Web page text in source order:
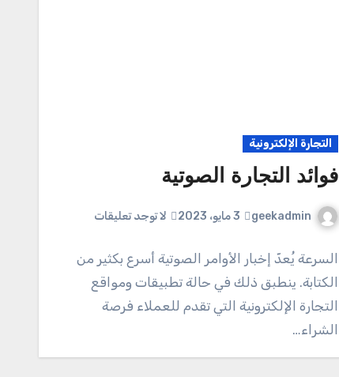
التجارة الإلكترونية
فوائد التجارة الصوتية
geekadmin 3 مايو، 2023 لا توجد تعليقات
السرعة يُعدّ إخبار الأوامر الصوتية أسرع بكثير من
الكتابة. ينطبق ذلك في حالة تطبيقات ومواقع
التجارة الإلكترونية التي تقدم للعملاء فرصة
الشراء…